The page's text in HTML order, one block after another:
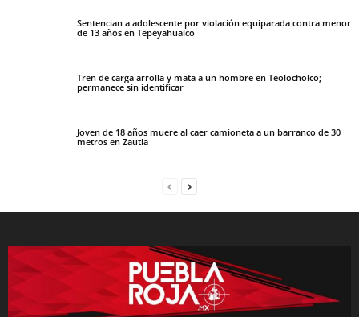
Sentencian a adolescente por violación equiparada contra menor
de 13 años en Tepeyahualco
Tren de carga arrolla y mata a un hombre en Teolocholco;
permanece sin identificar
Joven de 18 años muere al caer camioneta a un barranco de 30
metros en Zautla